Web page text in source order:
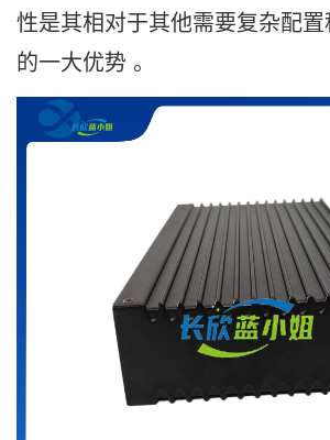
性是其相对于其他需要复杂配
的一大优势 。